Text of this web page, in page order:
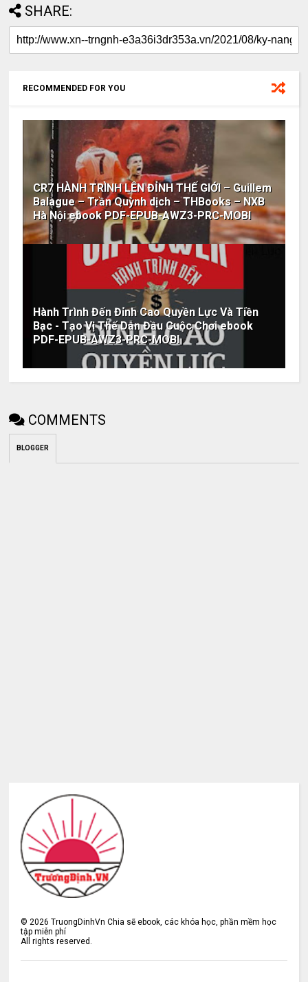
SHARE:
RECOMMENDED FOR YOU
CR7 HÀNH TRÌNH LÊN ĐỈNH THẾ GIỚI – Guillem
Balague – Trần Quỳnh dịch – THBooks – NXB
Hà Nội ebook PDF-EPUB-AWZ3-PRC-MOBI
Hành Trình Đến Đỉnh Cao Quyền Lực Và Tiền
Bạc - Tạo Vị Thế Dẫn Đầu Cuộc Chơi ebook
PDF-EPUB-AWZ3-PRC-MOBI
COMMENTS
BLOGGER
© 2026 TruongDinhVn Chia sẽ ebook, các khóa học, phần mềm học
tập miễn phí
All rights reserved.